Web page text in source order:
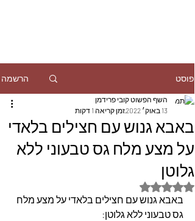
פוסט הרשמה
באבא גנוש עם חצילים בלאדי
על מצע מלח גס טבעוני ללא
גלוטן
השף הפשוט קובי פרידמן
13 באוק׳ 2022
זמן קריאה 1 דקות
דירוג של NaN מתוך 5 כוכבים
באבא גנוש עם חצילים בלאדי על מצע מלח
גס טבעוני ללא גלוטן: